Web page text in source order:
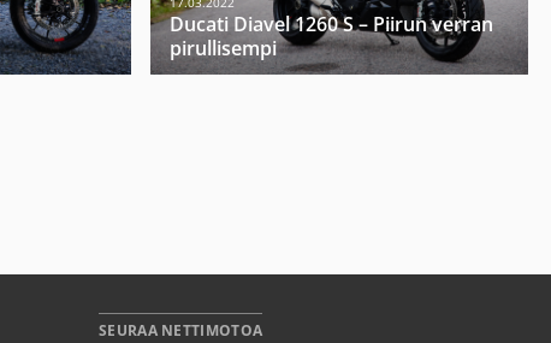
Ducati Diavel 1260 S – Piirun verran
pirullisempi
SEURAA NETTIMOTOA